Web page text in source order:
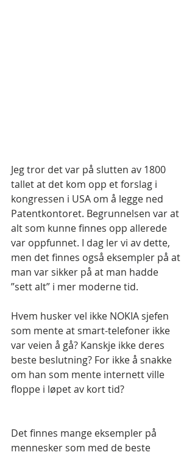
Jeg tror det var på slutten av 1800
tallet at det kom opp et forslag i
kongressen i USA om å legge ned
Patentkontoret. Begrunnelsen var at
alt som kunne finnes opp allerede
var oppfunnet. I dag ler vi av dette,
men det finnes også eksempler på at
man var sikker på at man hadde
”sett alt” i mer moderne tid.
Hvem husker vel ikke NOKIA sjefen
som mente at smart-telefoner ikke
var veien å gå? Kanskje ikke deres
beste beslutning? For ikke å snakke
om han som mente internett ville
floppe i løpet av kort tid?
Det finnes mange eksempler på
mennesker som med de beste